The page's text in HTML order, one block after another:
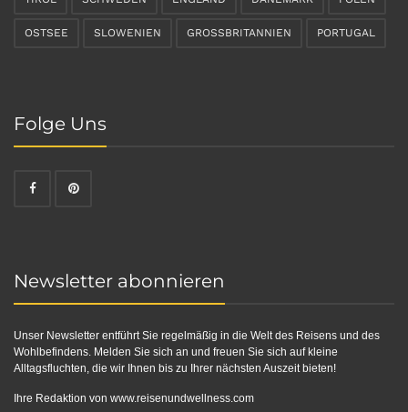
OSTSEE SLOWENIEN GROSSBRITANNIEN PORTUGAL
Folge Uns
Newsletter abonnieren
Unser Newsletter entführt Sie regelmäßig in die Welt des Reisens und des
Wohlbefindens. Melden Sie sich an und freuen Sie sich auf kleine
Alltagsfluchten, die wir Ihnen bis zu Ihrer nächsten Auszeit bieten!
Ihre Redaktion von www.reisenundwellness.com